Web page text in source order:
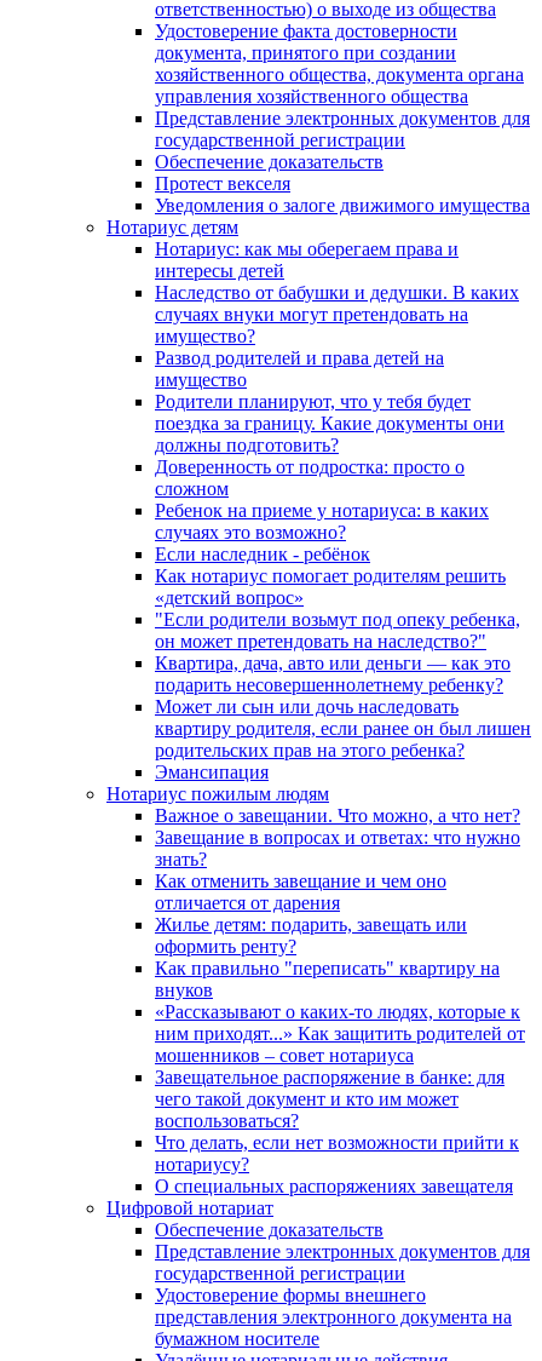
ответственностью) о выходе из общества
Удостоверение факта достоверности
документа, принятого при создании
хозяйственного общества, документа органа
управления хозяйственного общества
Представление электронных документов для
государственной регистрации
Обеспечение доказательств
Протест векселя
Уведомления о залоге движимого имущества
Нотариус детям
Нотариус: как мы оберегаем права и
интересы детей
Наследство от бабушки и дедушки. В каких
случаях внуки могут претендовать на
имущество?
Развод родителей и права детей на
имущество
Родители планируют, что у тебя будет
поездка за границу. Какие документы они
должны подготовить?
Доверенность от подростка: просто о
сложном
Ребенок на приеме у нотариуса: в каких
случаях это возможно?
Если наследник - ребёнок
Как нотариус помогает родителям решить
«детский вопрос»
"Если родители возьмут под опеку ребенка,
он может претендовать на наследство?"
Квартира, дача, авто или деньги — как это
подарить несовершеннолетнему ребенку?
Может ли сын или дочь наследовать
квартиру родителя, если ранее он был лишен
родительских прав на этого ребенка?
Эмансипация
Нотариус пожилым людям
Важное о завещании. Что можно, а что нет?
Завещание в вопросах и ответах: что нужно
знать?
Как отменить завещание и чем оно
отличается от дарения
Жилье детям: подарить, завещать или
оформить ренту?
Как правильно "переписать" квартиру на
внуков
«Рассказывают о каких-то людях, которые к
ним приходят...» Как защитить родителей от
мошенников – совет нотариуса
Завещательное распоряжение в банке: для
чего такой документ и кто им может
воспользоваться?
Что делать, если нет возможности прийти к
нотариусу?
О специальных распоряжениях завещателя
Цифровой нотариат
Обеспечение доказательств
Представление электронных документов для
государственной регистрации
Удостоверение формы внешнего
представления электронного документа на
бумажном носителе